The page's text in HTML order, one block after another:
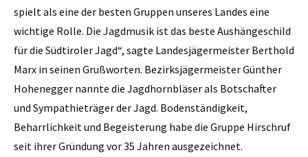
spielt als eine der besten Gruppen unseres Landes eine
wichtige Rolle. Die Jagdmusik ist das beste Aushängeschild
für die Südtiroler Jagd“, sagte Landesjägermeister Berthold
Marx in seinen Grußworten. Bezirksjägermeister Günther
Hohenegger nannte die Jagdhornbläser als Botschafter
und Sympathieträger der Jagd. Bodenständigkeit,
Beharrlichkeit und Begeisterung habe die Gruppe Hirschruf
seit ihrer Gründung vor 35 Jahren ausgezeichnet.